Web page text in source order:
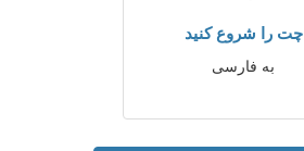
چت را شروع کنید
به فارسی